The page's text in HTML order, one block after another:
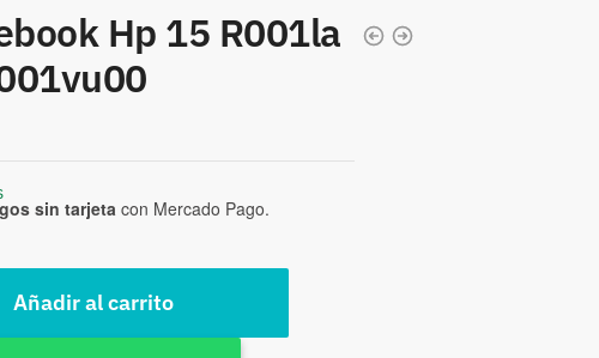
Hp 15 R001la
sin tarjetacon Mercado Pago.
Añadir al carrito